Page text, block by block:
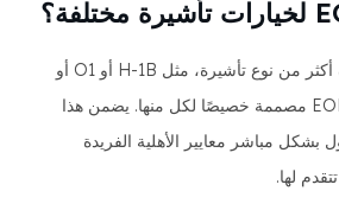
نعم. إذا كنت تستكشف أكثر من نوع تأشيرة، مثل H-1B أو O1 أو
EB1، فيمكنك طلب EOLs مصممة خصيصًا لكل منها. يضمن هذا
بشكل مباشر معايير الأهلية الفريدة
لها.